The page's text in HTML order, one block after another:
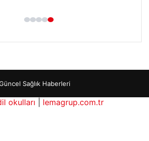
Sağlık Haberleri
okulları
lemagrup.com.tr